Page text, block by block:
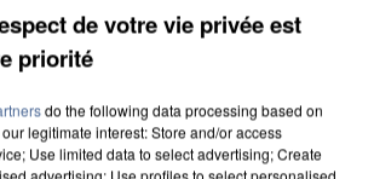
de votre vie privée est
priorité
do the following data processing based on
legitimate interest: Store and/or access
Use limited data to select advertising; Create
advertising; Use profiles to select personalised